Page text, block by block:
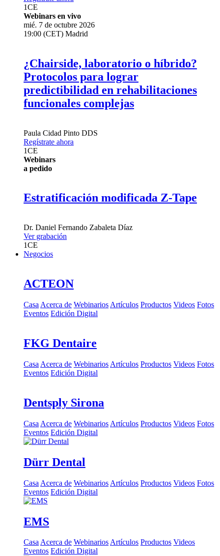
1CE
Webinars en vivo
mié. 7 de octubre 2026
19:00 (CET) Madrid
¿Chairside, laboratorio o híbrido?
Protocolos para lograr
predictibilidad en rehabilitaciones
funcionales complejas
Paula Cidad Pinto DDS
Regístrate ahora
1CE
Webinars
a pedido
Estratificación modificada Z-Tape
Dr. Daniel Fernando Zabaleta Díaz
Ver grabación
1CE
Negocios
ACTEON
Casa Acerca de Webinarios Artículos Productos Videos Fotos
Eventos Edición Digital
FKG Dentaire
Casa Acerca de Webinarios Artículos Productos Videos Fotos
Eventos Edición Digital
Dentsply Sirona
Casa Acerca de Webinarios Artículos Productos Videos Fotos
Eventos Edición Digital
Dürr Dental
Casa Acerca de Webinarios Artículos Productos Videos Fotos
Eventos Edición Digital
EMS
CasaAcerca de WebinariosArtículos Productos Videos
Eventos Edición Digital